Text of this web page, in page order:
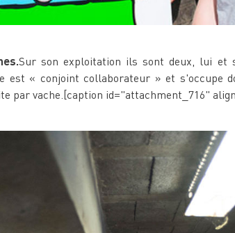
Sur son exploitation ils sont deux, lui et
est « conjoint collaborateur » et s'occupe
par vache.[caption id="attachment_716"